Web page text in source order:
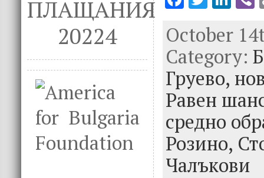
ПЛАЩАНИЯ
20224
e
b
o
o
k
it
te
r
k
e
dI
n
October
Category:
Груево,
Равен
средно
Розино,
Чалъкови